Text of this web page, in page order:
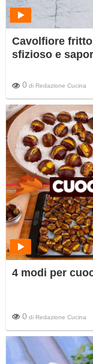
Cavolfiore
sfizioso e
0 di Redazione Cucina
4 modi per
0 di Redazione Cucina